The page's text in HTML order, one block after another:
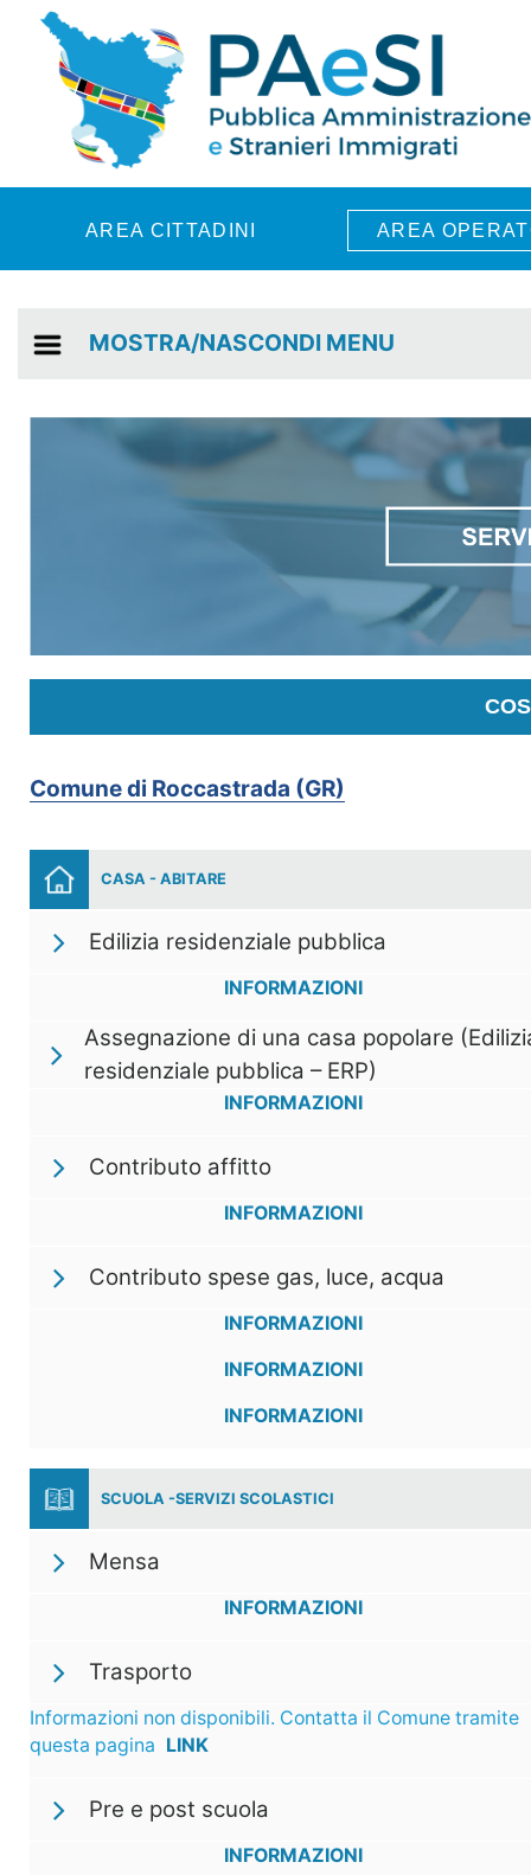
Skip to main content
AREA CITTADINI AREA
MOSTRA/NASCONDI MENU
Comune di Roccastrada (GR)
CASA - ABITARE
Edilizia residenziale pubblica
INFORMAZIONI
Assegnazione di una casa popolare
residenziale pubblica – ERP)
INFORMAZIONI
Contributo affitto
INFORMAZIONI
Contributo spese gas, luce, acqua
INFORMAZIONI
INFORMAZIONI
INFORMAZIONI
SCUOLA -SERVIZI SCOLASTICI
Mensa
INFORMAZIONI
Trasporto
Informazioni non disponibili. Contatta il Comune tramite
questa pagina LINK
Pre e post scuola
INFORMAZIONI